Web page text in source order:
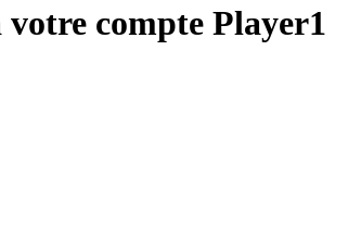
votre compte Player1